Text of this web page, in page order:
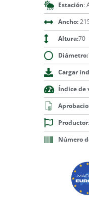
Estación:
Ancho:
Altura:70
Diámetro:
Cargar
Índice de
Productor
Número